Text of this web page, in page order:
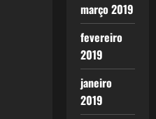
março 2019
fevereiro
2019
janeiro
2019